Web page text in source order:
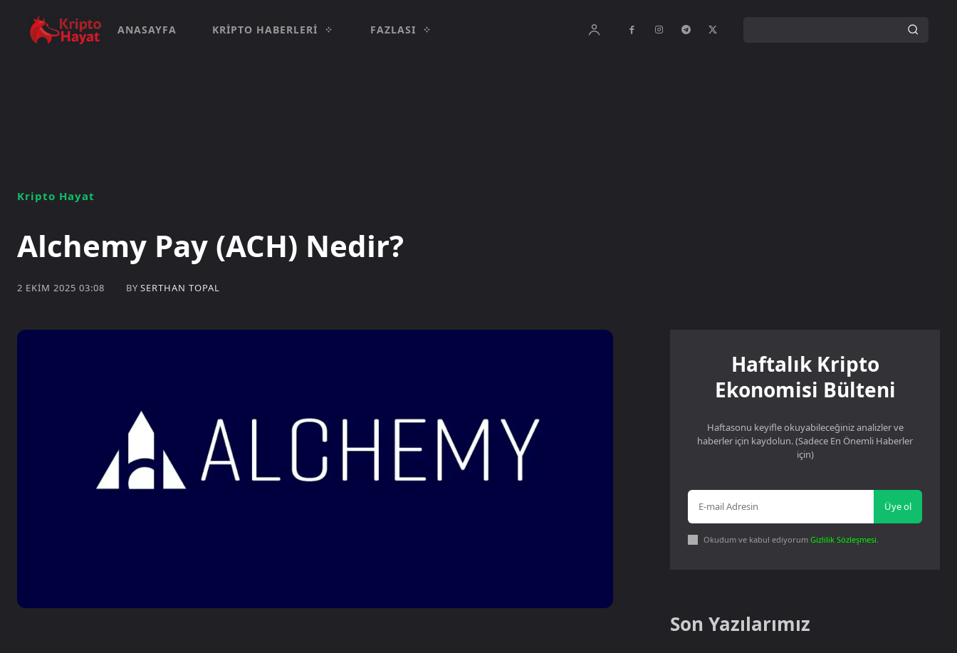
ANASAYFA KRIPTO HABERLERI FAZLASI
Kripto Hayat
Alchemy Pay (ACH) Nedir?
2 EKIM 2025 03:08 BY SERTHAN TOPAL
Haftalık Kripto
Ekonomisi Bülteni
Haftasonu keyifle okuyabileceğiniz analizler ve
haberler için kaydolun. (Sadece En Önemli Haberler
için)
Üye ol
Okudum ve kabul ediyorumGizlilik Sözleşmesi.
Son Yazılarımız